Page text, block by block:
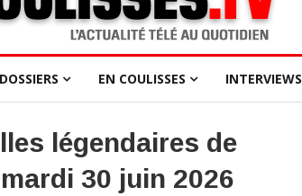
DOSSIERS EN COULISSES INTERVIEWS
légendaires de
30 juin 2026